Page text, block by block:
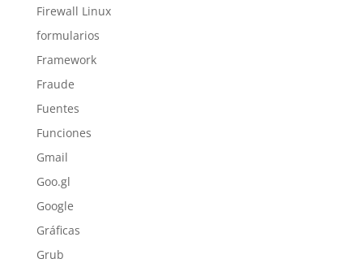
Firewall Linux
formularios
Framework
Fraude
Fuentes
Funciones
Gmail
Goo.gl
Google
Gráficas
Grub